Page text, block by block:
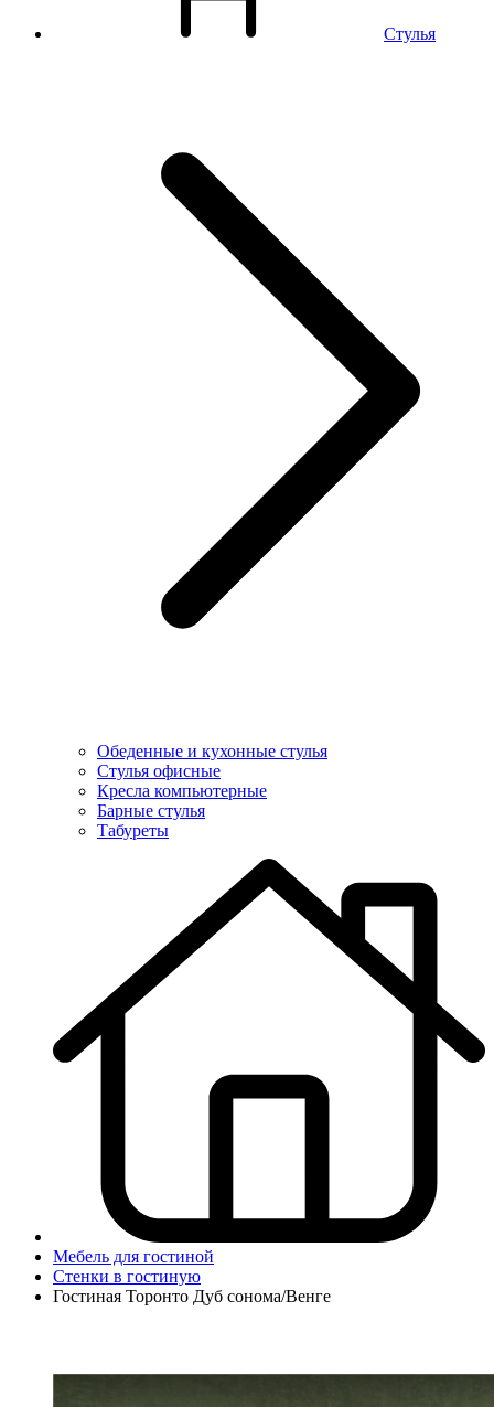
Стулья
Обеденные и кухонные стулья
Стулья офисные
Кресла компьютерные
Барные стулья
Табуреты
Мебель для гостиной
Стенки в гостиную
Гостиная Торонто Дуб сонома/Венге